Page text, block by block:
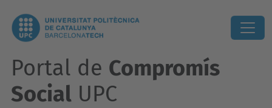
Portal de Compromís
Social UPC